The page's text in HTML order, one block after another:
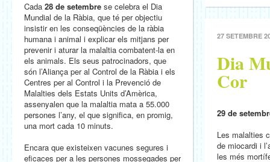
Cada 28 de setembre se celebra el Dia
Mundial de la Ràbia, que té per objectiu
insistir en les conseqüències de la ràbia
humana i animal i explicar els mitjans per
prevenir i aturar la malaltia combatent-la en
els animals. Els seus patrocinadors, que
són l’Aliança per al Control de la Ràbia i els
Centres per al Control i la Prevenció de
Malalties dels Estats Units d’Amèrica,
assenyalen que la malaltia mata a 55.000
persones l’any, el que significa, en promig,
una mort cada 10 minuts.
Encara que existeixen vacunes segures i
eficaces per a les persones mossegades per
27 SETEMBRE
Dia
Cor
29 de
Les malalties
de miocardi i
les més